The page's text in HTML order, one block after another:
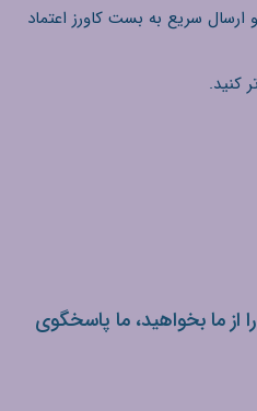
سریع به بست کاورز اعتماد
کنید.
از ما بخواهید، ما پاسخگوی